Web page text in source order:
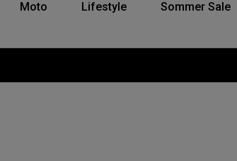
Moto Lifestyle Sommer Sale